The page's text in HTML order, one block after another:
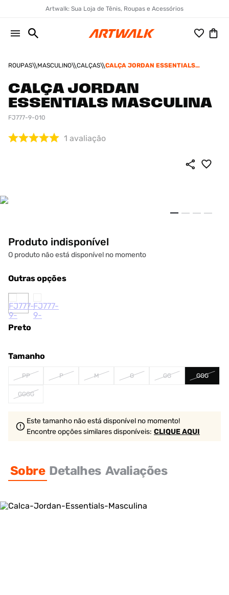
Artwalk: Sua Loja de Tênis, Roupas e Acessórios
ROUPAS MASCULINO CALÇAS
CALÇA JORDAN ESSENTIALS
CALÇA JORDAN
ESSENTIALS MASCULINA
FJ777-9-010
1 avaliação
Produto indisponível
O produto não está disponível no momento
Outras opções
Preto
Tamanho
PP P M G GG GGG
GGGG
Este tamanho não está disponível no momento!
Encontre opções similaresdisponíveis: CLIQUE AQUI
Sobre Detalhes Avaliações